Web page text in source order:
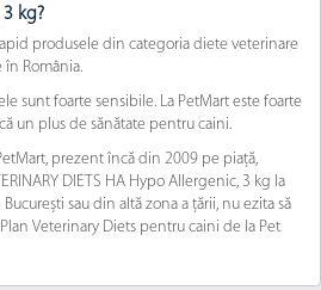
3 kg?
produsele din categoria diete veterinare
România.
sunt foarte sensibile. La PetMart este foarte
un plus de sănătate pentru caini.
prezent încă din 2009 pe piață,
DIETS HA Hypo Allergenic, 3 kg la
sau din altă zona a țării, nu ezita să
Veterinary Diets pentru caini de la Pet